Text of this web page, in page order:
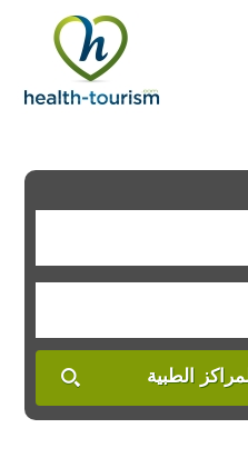
includes
system.
الطبية